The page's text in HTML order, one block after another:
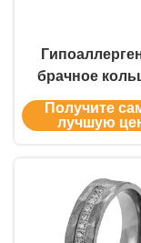
брачное
Дамаскской
для
Получите
лучшую